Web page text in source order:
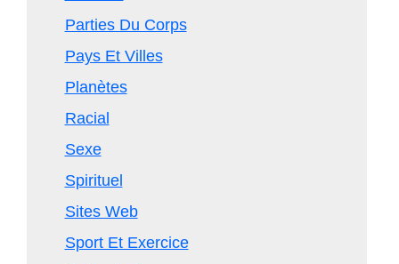
Parties Du Corps
Pays Et Villes
Planètes
Racial
Sexe
Spirituel
Sites Web
Sport Et Exercice